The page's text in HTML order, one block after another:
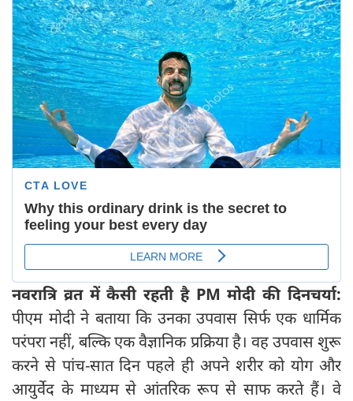
नवरात्रि व्रत में कैसी रहती है PMमोदी की दिनचर्या:
पीएम मोदी ने बताया कि उनका उपवास सिर्फ एक धार्मिक
परंपरा नहीं, बल्कि एक वैज्ञानिक प्रक्रिया है। वह उपवास शुरू
करने से पांच-सात दिन पहले ही अपने शरीर को योग और
आयुर्वेद के माध्यम से आंतरिक रूप से साफ करते हैं। वे